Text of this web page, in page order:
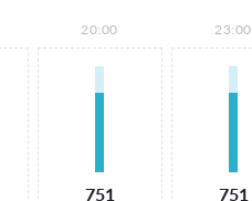
20:00
751
23:00
751